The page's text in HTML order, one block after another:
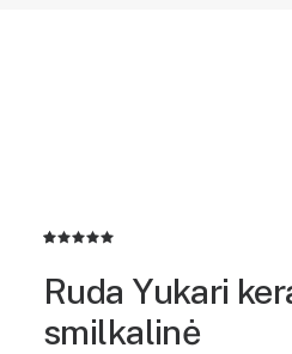
5.00
iš 5
(viso
)
Ruda Yukari
smilkalinė